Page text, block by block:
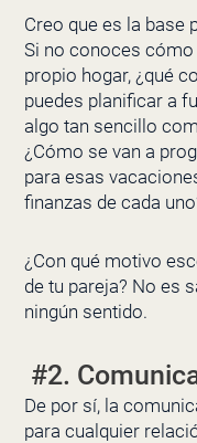
Creo que es la base
Si no conoces
propio hogar, ¿qué
puedes planificar a
algo tan sencillo
¿Cómo se van a
para esas
finanzas de cada
¿Con qué motivo
de tu pareja? No es
ningún sentido.
#2.
De por sí, la
para cualquier